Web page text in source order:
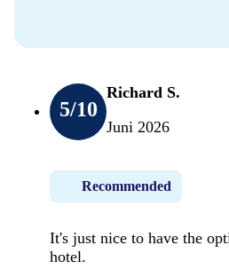
5/10
Richard S.
Juni 2026
Recommended
It's just nice to have the
hotel.